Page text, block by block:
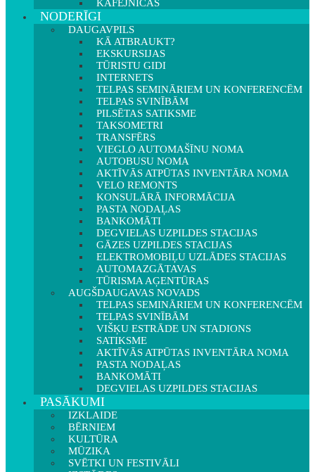
KAFEJNĪCAS
NODERĪGI
DAUGAVPILS
KĀ ATBRAUKT?
EKSKURSIJAS
TŪRISTU GIDI
INTERNETS
TELPAS SEMINĀRIEM UN KONFERENCĒM
TELPAS SVINĪBĀM
PILSĒTAS SATIKSME
TAKSOMETRI
TRANSFĒRS
VIEGLO AUTOMAŠĪNU NOMA
AUTOBUSU NOMA
AKTĪVĀS ATPŪTAS INVENTĀRA NOMA
VELO REMONTS
KONSULĀRĀ INFORMĀCIJA
PASTA NODAĻAS
BANKOMĀTI
DEGVIELAS UZPILDES STACIJAS
GĀZES UZPILDES STACIJAS
ELEKTROMOBIĻU UZLĀDES STACIJAS
AUTOMAZGĀTAVAS
TŪRISMA AĢENTŪRAS
AUGŠDAUGAVAS NOVADS
TELPAS SEMINĀRIEM UN KONFERENCĒM
TELPAS SVINĪBĀM
VIŠĶU ESTRĀDE UN STADIONS
SATIKSME
AKTĪVĀS ATPŪTAS INVENTĀRA NOMA
PASTA NODAĻAS
BANKOMĀTI
DEGVIELAS UZPILDES STACIJAS
PASĀKUMI
IZKLAIDE
BĒRNIEM
KULTŪRA
MŪZIKA
SVĒTKI UN FESTIVĀLI